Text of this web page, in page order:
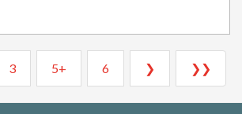
3 5+ 6 ❯ ❯❯